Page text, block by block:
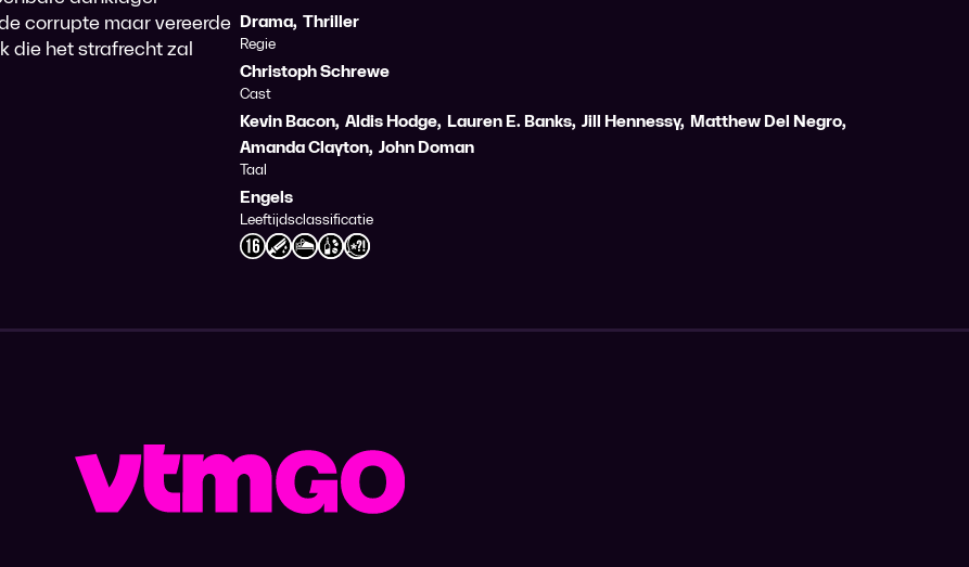
corrupte maar vereerde
die het strafrecht zal
Drama, Thriller
Regie
Christoph Schrewe
Cast
Kevin Bacon, Aldis Hodge, Lauren E. Banks, Jill Hennessy, Matthew Del Negro,
Amanda Clayton, John Doman
Taal
Engels
Leeftijdsclassificatie